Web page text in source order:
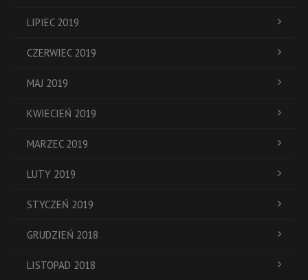
LIPIEC 2019
CZERWIEC 2019
MAJ 2019
KWIECIEŃ 2019
MARZEC 2019
LUTY 2019
STYCZEŃ 2019
GRUDZIEŃ 2018
LISTOPAD 2018